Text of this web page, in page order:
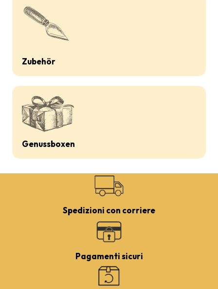
Zubehör
Genussboxen
Spedizioni con corriere
Pagamenti sicuri